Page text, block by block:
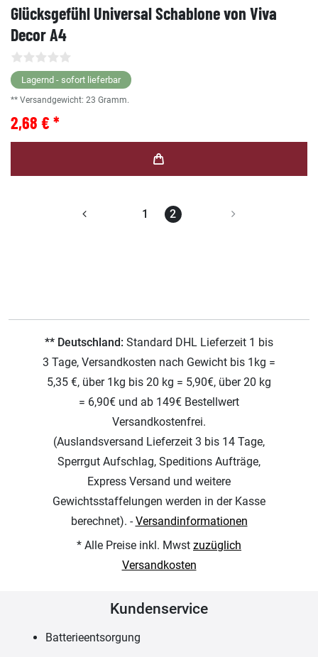
Glücksgefühl Universal Schablone von Viva
Decor A4
Lagernd - sofort lieferbar
** Versandgewicht: 23 Gramm.
2,68 € *
1 2
** Deutschland: Standard DHL Lieferzeit 1 bis
3 Tage, Versandkosten nach Gewicht bis 1kg =
5,35 €, über 1kg bis 20 kg = 5,90€, über 20 kg
= 6,90€ und ab 149€ Bestellwert
Versandkostenfrei.
(Auslandsversand Lieferzeit 3 bis 14 Tage,
Sperrgut Aufschlag, Speditions Aufträge,
Express Versand und weitere
Gewichtsstaffelungen werden in der Kasse
berechnet). -Versandinformationen
* Alle Preise inkl. Mwst zuzüglich
Versandkosten
Kundenservice
Batterieentsorgung